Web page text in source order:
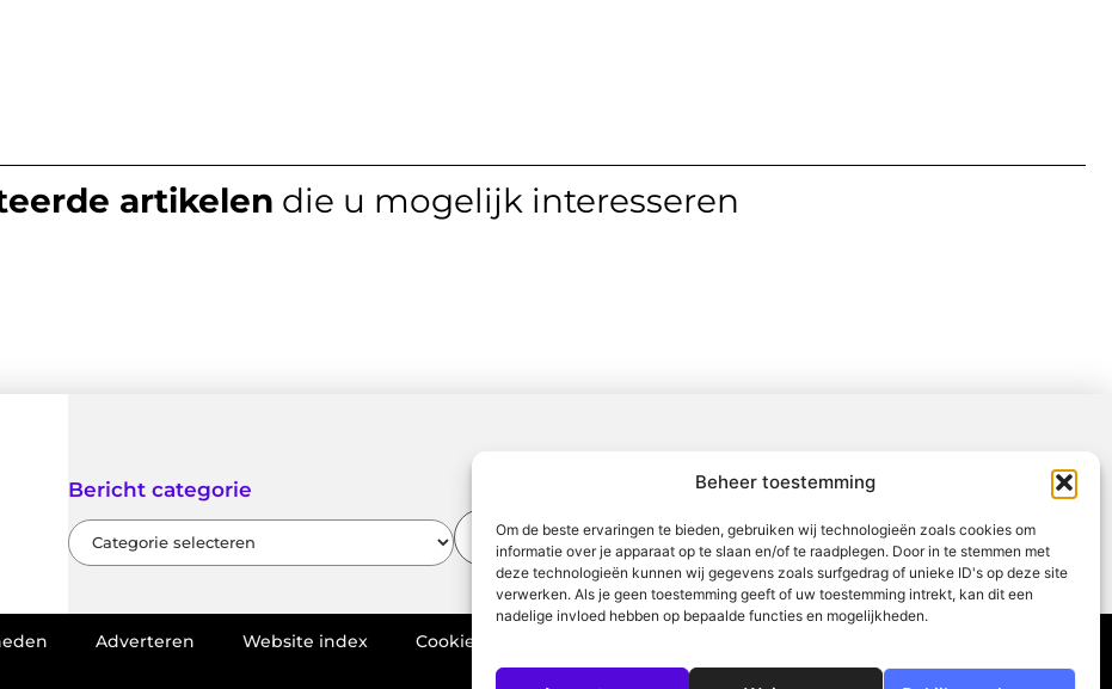
Beheer toestemming
Om de beste ervaringen te bieden, gebruiken wij technologieën zoals cookies om
informatie over je apparaat op te slaan en/of te raadplegen. Door in te stemmen met
deze technologieën kunnen wij gegevens zoals surfgedrag of unieke ID's op deze site
verwerken. Als je geen toestemming geeft of uw toestemming intrekt, kan dit een
nadelige invloed hebben op bepaalde functies en mogelijkheden.
artikelen die u mogelijk interesseren
Bericht categorie
Adverteren Website index Cookiebeleid (EU)